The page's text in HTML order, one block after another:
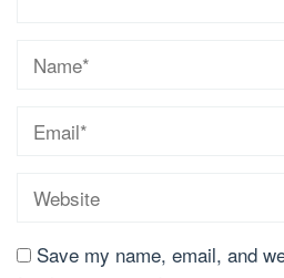
Save my name, email, and